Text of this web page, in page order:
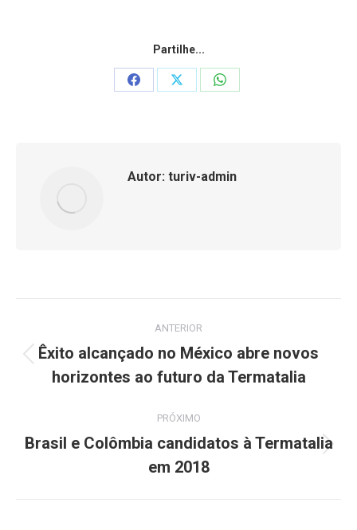
Partilhe...
Share
Share
Share
Autor: turiv-admin
de
post:
ANTERIOR
Post
anterior:
Êxito alcançado no México abre novos
horizontes ao futuro da Termatalia
PRÓXIMO
Próximo
post:
Brasil e Colômbia candidatos à Termatalia
em 2018